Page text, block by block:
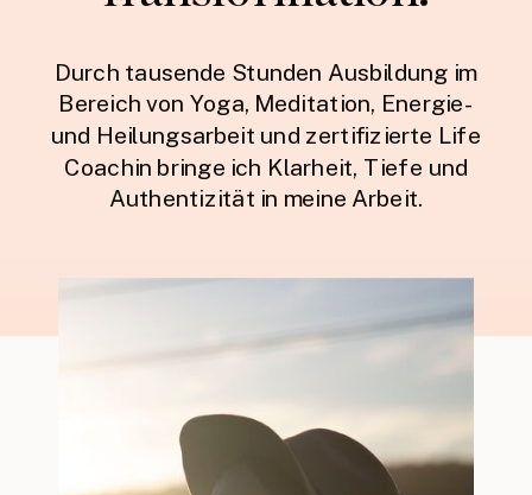
Durch tausende Stunden Ausbildung im
Bereich von Yoga, Meditation, Energie-
und Heilungsarbeit und zertifizierte Life
Coachin bringe ich Klarheit, Tiefe und
Authentizität in meine Arbeit.